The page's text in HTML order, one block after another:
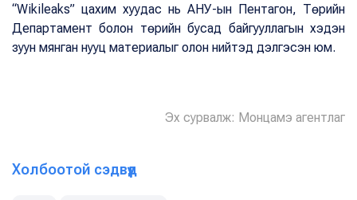
“Wikileaks” цахим хуудас нь АНУ-ын Пентагон, Төрийн
Департамент болон төрийн бусад байгууллагын хэдэн
зуун мянган нууц материалыг олон нийтэд дэлгэсэн юм.
Эх сурвалж: Монцамэ агентлаг
Холбоотой сэдвүүд